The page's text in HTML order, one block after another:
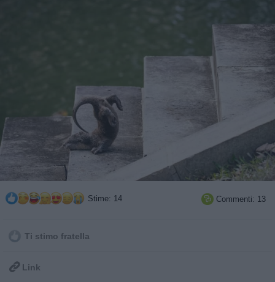
Stime: 14  Commenti: 13
Ti stimo fratella
 Link